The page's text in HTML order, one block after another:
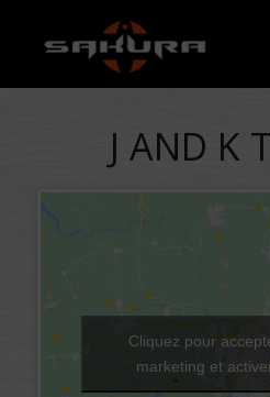
J AND K
Cliquez pour
marketing et